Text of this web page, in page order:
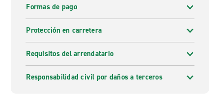
Formas de pago
Protección en carretera
Requisitos del arrendatario
Responsabilidad civil por daños a terceros